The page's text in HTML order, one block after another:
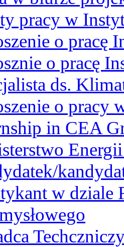
pracy w
o pracę
o pracę
ds.
o pracy
in CEA
w dziale